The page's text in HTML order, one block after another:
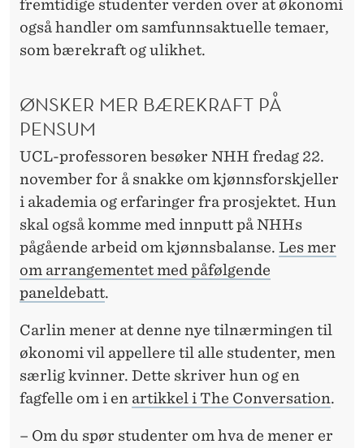
fremtidige studenter verden over at økonomi
også handler om samfunnsaktuelle temaer,
som bærekraft og ulikhet.
ØNSKER MER BÆREKRAFT PÅ
PENSUM
UCL-professoren besøker NHH fredag 22.
november for å snakke om kjønnsforskjeller
i akademia og erfaringer fra prosjektet. Hun
skal også komme med innputt på NHHs
pågående arbeid om kjønnsbalanse. Les mer
om arrangementet med påfølgende
paneldebatt.
Carlin mener at denne nye tilnærmingen til
økonomi vil appellere til alle studenter, men
særlig kvinner. Dette skriver hun og en
fagfelle om i en artikkel i The Conversation.
– Om du spør studenter om hva de mener er